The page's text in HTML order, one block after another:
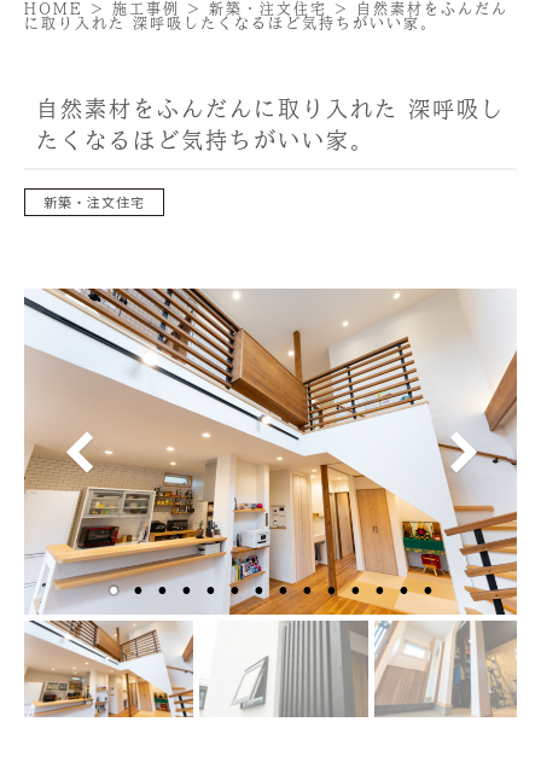
HOME > 施工事例 > 新築・注文住宅 >
自然素材をふんだん
に取り入れた 深呼吸したくなるほど気持ちがいい家。
自然素材をふんだんに取り入れた 深呼吸し
たくなるほど気持ちがいい家。
新築・注文住宅